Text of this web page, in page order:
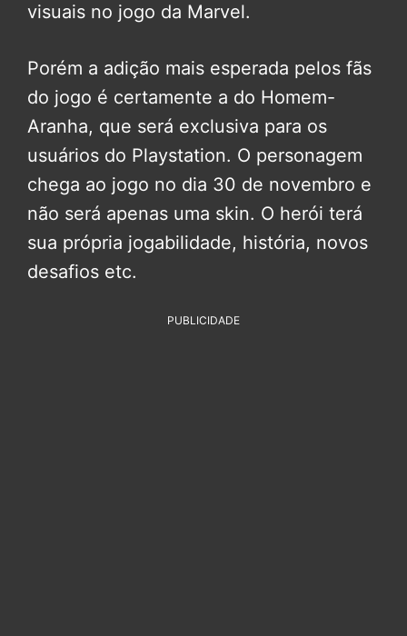
visuais no jogo da Marvel.
Porém a adição mais esperada pelos fãs
do jogo é certamente a do Homem-
Aranha, que será exclusiva para os
usuários do Playstation. O personagem
chega ao jogo no dia 30 de novembro e
não será apenas uma skin. O herói terá
sua própria jogabilidade, história, novos
desafios etc.
PUBLICIDADE